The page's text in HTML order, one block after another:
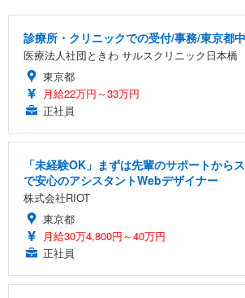
診療所・クリニックでの受付/事務/東京都
医療法人社団ときわ サルスクリニック日本橋
東京都
月給22万円～33万円
正社員
「未経験OK」まずは先輩のサポートから
で安心のアシスタントWebデザイナー
株式会社RIOT
東京都
月給30万4,800円～40万円
正社員